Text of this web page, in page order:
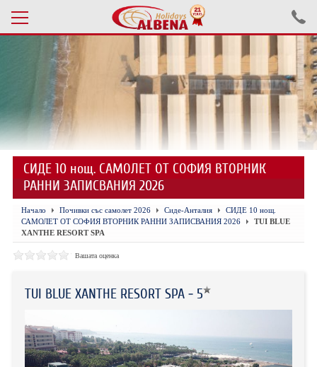
Проверка на резервация
ПОЧИВКИ С АВТОБУС 2026
ПОЧИВКИ СЪС САМОЛЕТ
ЕКСКУРЗИИ САМОЛЕТ
ЕКСКУРЗИИ АВТОБУС
БЪЛГАРИЯ
ХОТЕЛИ В ТУРЦИЯ
ТУРЦИЯ С КОЛА
ХОТЕЛИ В ГЪРЦИЯ
НОВА ГОДИНА 2027
СИДЕ 10 нощ. САМОЛЕТ ОТ СОФИЯ ВТОРНИК
РАННИ ЗАПИСВАНИЯ 2026
Начало Почивки със самолет 2026 Сиде-Анталия
СИДЕ 10 нощ.
САМОЛЕТ ОТ СОФИЯ ВТОРНИК РАННИ ЗАПИСВАНИЯ 2026
TUI BLUE
XANTHE RESORT SPA
Вашата оценка
TUI BLUE XANTHE RESORT SPA - 5